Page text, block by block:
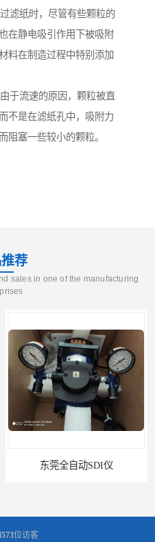
滤纸时，尽管有些颗粒的
在静电吸引作用下被吸附
料在制造过程中特别添加
于流速的原因，颗粒被直
不是在滤纸孔中，吸附力
阻塞一些较小的颗粒。
荐
sales in one of the manufacturing
东莞全自动SDI仪
位访客